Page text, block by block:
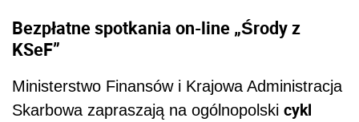
Bezpłatne spotkania on-line „Środy z
KSeF”
Ministerstwo Finansów i Krajowa Administracja
Skarbowa zapraszają na ogólnopolski cykl